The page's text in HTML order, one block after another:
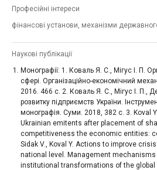
Професійні інтереси
фінансові установи, механізми
Наукові публікації
Монографії: 1. Коваль Я. С., Мігус І. П.
сфері. Організаційно-економічний
2016. 466 с. 2. Коваль Я. С., Мігус І. П.,
розвитку підприємств України.
монографія. Суми. 2018, 382 с. 3. Koval
Ukrainian emitents after placement of
competitiveness the economic entities:
Sidak V., Koval Y. Actions to improve
national level. Management
institutional transformations of the global